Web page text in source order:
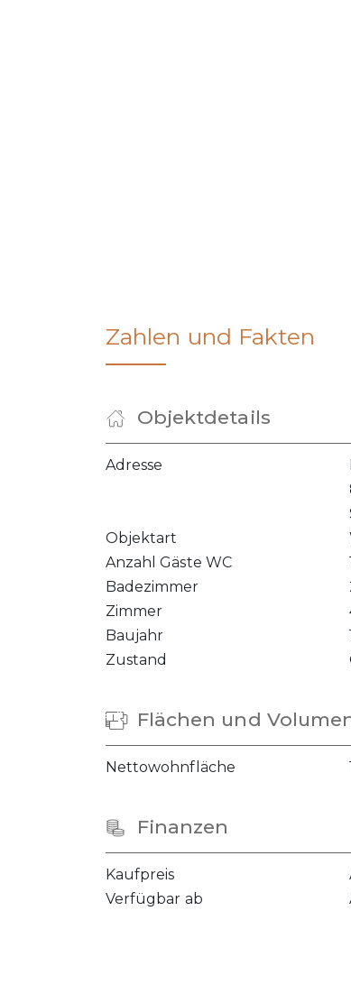
Zahlen und Fakten
Objektdetails
Adresse
Objektart
Anzahl Gäste WC
Badezimmer
Zimmer
Baujahr
Zustand
Flächen und
Nettowohnfläche
Finanzen
Kaufpreis
Verfügbar ab